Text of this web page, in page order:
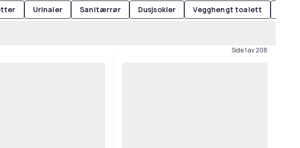
Urinaler Sanitærrør Dusjsokler Vegghengt toalett
Side 1 av 208